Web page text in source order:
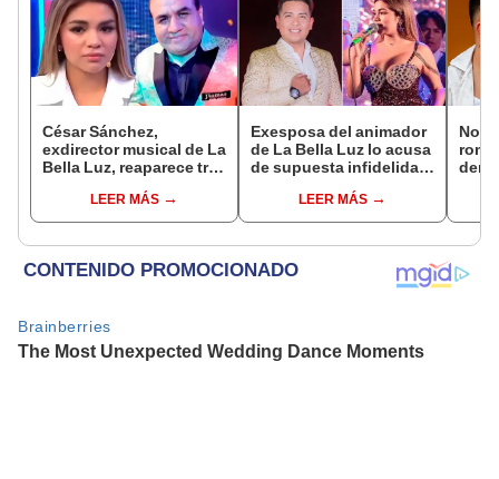
César Sánchez,
exdirector musical de La
Bella Luz, reaparece tras
Saldaña con polémico
pedido: "Pido respetar
LEER MÁS
Exesposa del animador
de La Bella Luz lo acusa
de supuesta infidelidad
expone chats
LEER MÁS